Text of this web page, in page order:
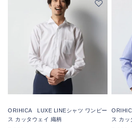
ORIHICA LUXE LINEシャツ ワンピー
ス カッタウェイ 織柄
ス カッ